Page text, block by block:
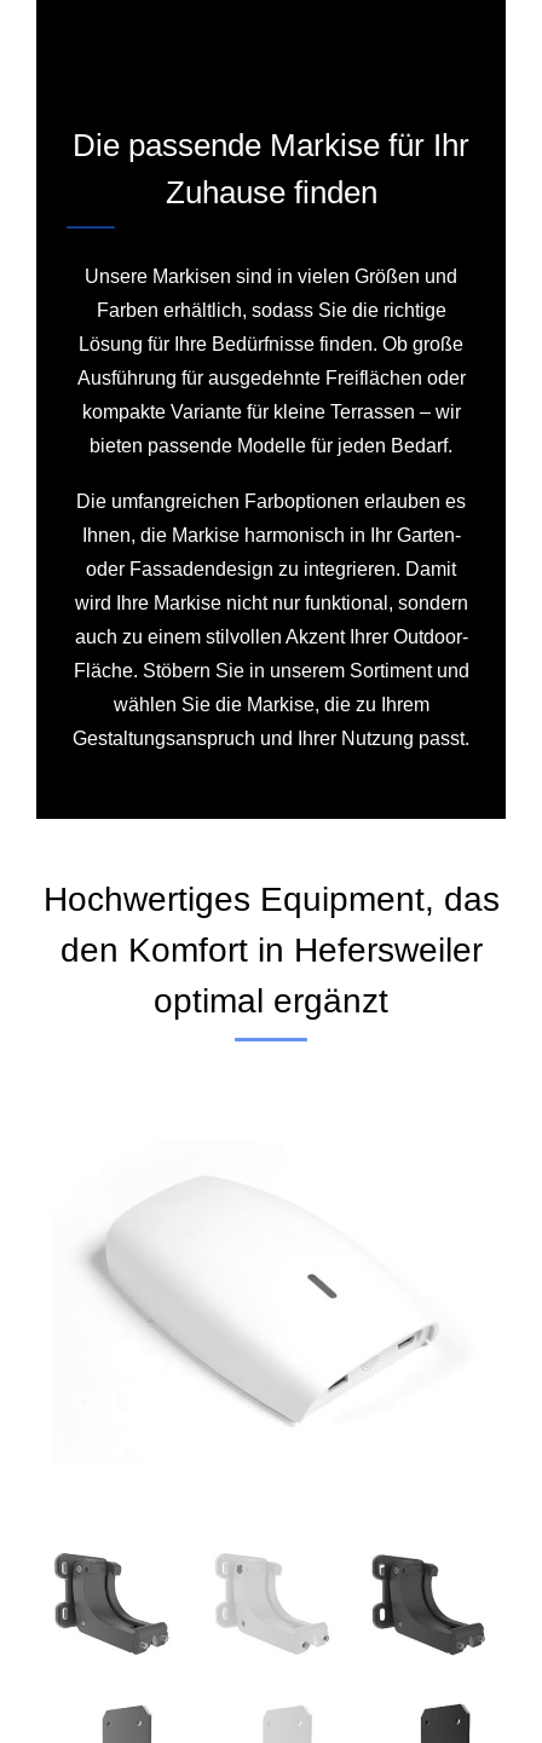
Die passende Markise für Ihr
Zuhause finden
Unsere Markisen sind in vielen Größen und
Farben erhältlich, sodass Sie die richtige
Lösung für Ihre Bedürfnisse finden. Ob große
Ausführung für ausgedehnte Freiflächen oder
kompakte Variante für kleine Terrassen – wir
bieten passende Modelle für jeden Bedarf.
Die umfangreichen Farboptionen erlauben es
Ihnen, die Markise harmonisch in Ihr Garten-
oder Fassadendesign zu integrieren. Damit
wird Ihre Markise nicht nur funktional, sondern
auch zu einem stilvollen Akzent Ihrer Outdoor-
Fläche. Stöbern Sie in unserem Sortiment und
wählen Sie die Markise, die zu Ihrem
Gestaltungsanspruch und Ihrer Nutzung passt.
Hochwertiges Equipment, das
den Komfort in Hefersweiler
optimal ergänzt